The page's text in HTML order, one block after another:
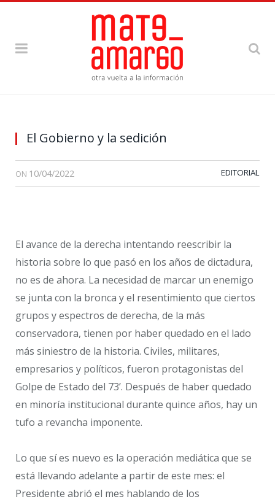
El Gobierno y la sedición
ON 10/04/2022 EDITORIAL
El avance de la derecha intentando reescribir la
historia sobre lo que pasó en los años de dictadura,
no es de ahora. La necesidad de marcar un enemigo
se junta con la bronca y el resentimiento que ciertos
grupos y espectros de derecha, de la más
conservadora, tienen por haber quedado en el lado
más siniestro de la historia. Civiles, militares,
empresarios y políticos, fueron protagonistas del
Golpe de Estado del 73’. Después de haber quedado
en minoría institucional durante quince años, hay un
tufo a revancha imponente.
Lo que sí es nuevo es la operación mediática que se
está llevando adelante a partir de este mes: el
Presidente abrió el mes hablando de los